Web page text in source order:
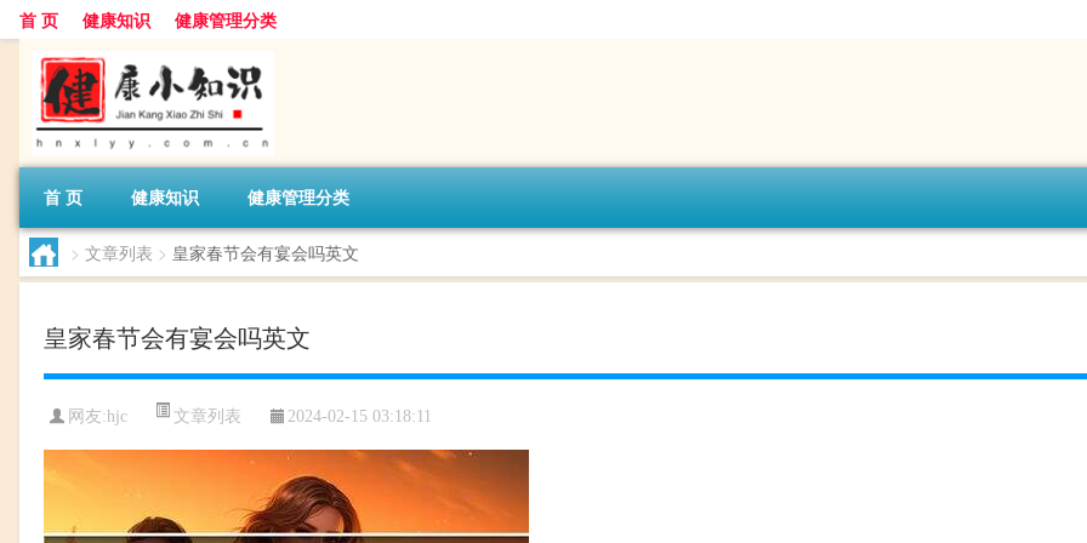
首 页 健康知识 健康管理分类
首 页 健康知识 健康管理分类
> 文章列表 > 皇家春节会有宴会吗英文
皇家春节会有宴会吗英文
网友:hjc 文章列表 2024-02-15 03:18:11